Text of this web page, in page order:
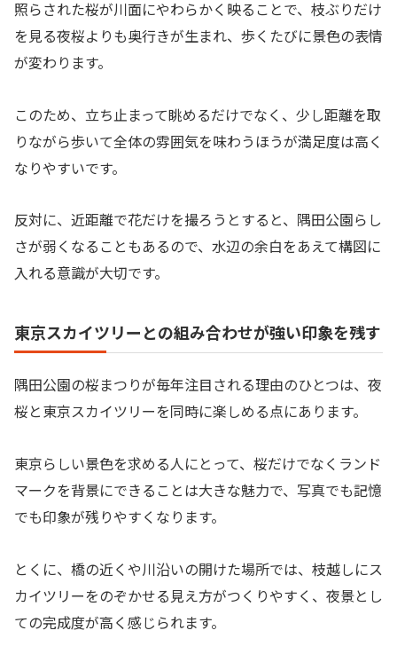
照らされた桜が川面にやわらかく映ることで、枝ぶりだけ
を見る夜桜よりも奥行きが生まれ、歩くたびに景色の表情
が変わります。
このため、立ち止まって眺めるだけでなく、少し距離を取
りながら歩いて全体の雰囲気を味わうほうが満足度は高く
なりやすいです。
反対に、近距離で花だけを撮ろうとすると、隅田公園らし
さが弱くなることもあるので、水辺の余白をあえて構図に
入れる意識が大切です。
東京スカイツリーとの組み合わせが強い印象を残す
隅田公園の桜まつりが毎年注目される理由のひとつは、夜
桜と東京スカイツリーを同時に楽しめる点にあります。
東京らしい景色を求める人にとって、桜だけでなくランド
マークを背景にできることは大きな魅力で、写真でも記憶
でも印象が残りやすくなります。
とくに、橋の近くや川沿いの開けた場所では、枝越しにス
カイツリーをのぞかせる見え方がつくりやすく、夜景とし
ての完成度が高く感じられます。